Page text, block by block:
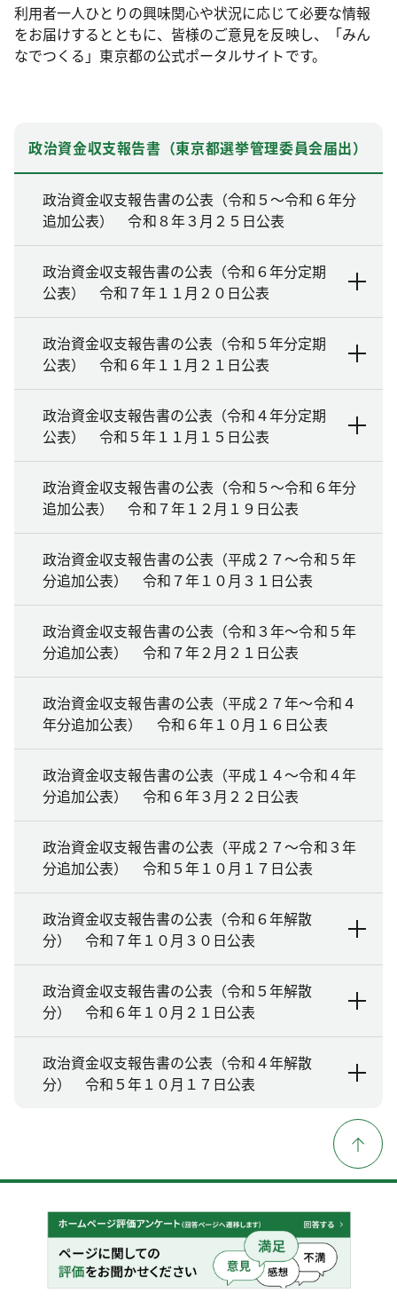
利用者一人ひとりの興味関心や状況に応じて必要な情報
をお届けするとともに、皆様のご意見を反映し、「みん
なでつくる」東京都の公式ポータルサイトです。
政治資金収支報告書（東京都選挙管理委員会届出）
政治資金収支報告書の公表（令和５～令和６年分
追加公表） 令和８年３月２５日公表
政治資金収支報告書の公表（令和６年分定期
公表） 令和７年１１月２０日公表
政治資金収支報告書の公表（令和５年分定期
公表） 令和６年１１月２１日公表
政治資金収支報告書の公表（令和４年分定期
公表） 令和５年１１月１５日公表
政治資金収支報告書の公表（令和５～令和６年分
追加公表） 令和７年１２月１９日公表
政治資金収支報告書の公表（平成２７～令和５年
分追加公表） 令和７年１０月３１日公表
政治資金収支報告書の公表（令和３年～令和５年
分追加公表） 令和７年２月２１日公表
政治資金収支報告書の公表（平成２７年～令和４
年分追加公表） 令和６年１０月１６日公表
政治資金収支報告書の公表（平成１４～令和４年
分追加公表） 令和６年３月２２日公表
政治資金収支報告書の公表（平成２７～令和３年
分追加公表） 令和５年１０月１７日公表
政治資金収支報告書の公表（令和６年解散
分） 令和７年１０月３０日公表
政治資金収支報告書の公表（令和５年解散
分） 令和６年１０月２１日公表
政治資金収支報告書の公表（令和４年解散
分） 令和５年１０月１７日公表